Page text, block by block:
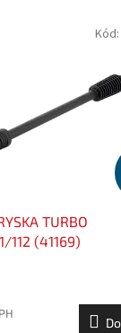
TURBO
112 (41169)
Kód: